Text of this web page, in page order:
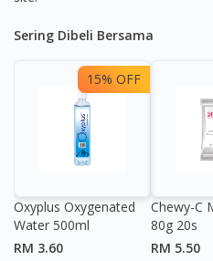
Sering Dibeli Bersama
15% OFF
Oxyplus Oxygenated
Water 500ml
RM 3.60
Chewy-C
80g 20s
RM 5.50